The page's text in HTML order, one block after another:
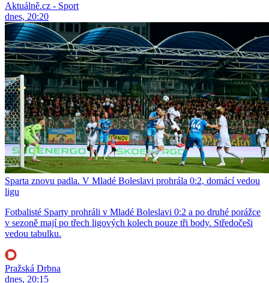
Aktuálně.cz - Sport
dnes, 20:20
Sparta znovu padla. V Mladé Boleslavi prohrála 0:2, domácí vedou
ligu
Fotbalisté Sparty prohráli v Mladé Boleslavi 0:2 a po druhé porážce
v sezoně mají po třech ligových kolech pouze tři body. Středočeši
vedou tabulku.
Pražská Drbna
dnes, 20:15